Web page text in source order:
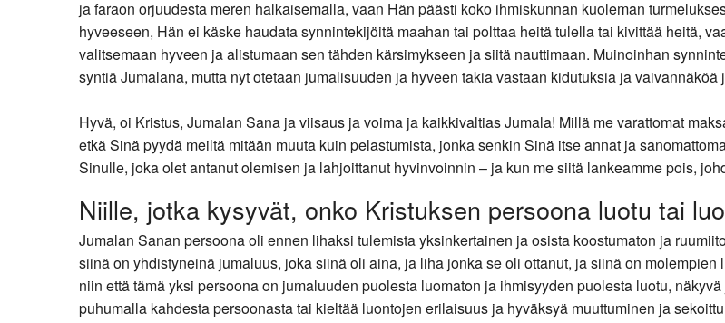
ja faraon orjuudesta meren halkaisemalla, vaan Hän päästi koko ihmiskunnan kuoleman
hyveeseen, Hän ei käske haudata synnintekijöitä maahan tai polttaa heitä tulella tai kivittää heitä,
valitsemaan hyveen ja alistumaan sen tähden kärsimykseen ja siitä nauttimaan. Muinoinhan
syntiä Jumalana, mutta nyt otetaan jumalisuuden ja hyveen takia vastaan kidutuksia ja vaivannäköä
Hyvä, oi Kristus, Jumalan Sana ja viisaus ja voima ja kaikkivaltias Jumala! Millä me varattomat
etkä Sinä pyydä meiltä mitään muuta kuin pelastumista, jonka senkin Sinä itse annat ja
Sinulle, joka olet antanut olemisen ja lahjoittanut hyvinvoinnin – ja kun me siitä lankeamme pois,
Niille, jotka kysyvät, onko Kristuksen persoona luotu tai
Jumalan Sanan persoona oli ennen lihaksi tulemista yksinkertainen ja osista koostumaton ja
siinä on yhdistyneinä jumaluus, joka siinä oli aina, ja liha jonka se oli ottanut, ja siinä on
niin että tämä yksi persoona on jumaluuden puolesta luomaton ja ihmisyyden puolesta luotu,
puhumalla kahdesta persoonasta tai kieltää luontojen erilaisuus ja hyväksyä muuttuminen ja